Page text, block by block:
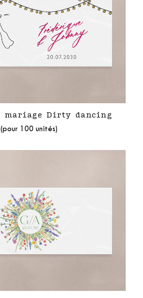
mariage Dirty dancing
100 unités)